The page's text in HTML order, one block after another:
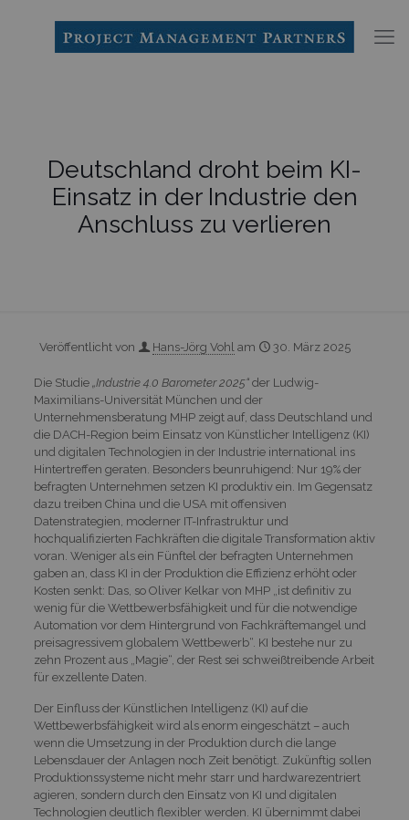
Deutschland droht beim KI-
Einsatz in der Industrie den
Anschluss zu verlieren
Veröffentlicht von Hans-Jörg Vohl am 30. März 2025
Die Studie „Industrie 4.0 Barometer 2025“der Ludwig-
Maximilians-Universität München und der
Unternehmensberatung MHP zeigt auf, dass Deutschland und
die DACH-Region beim Einsatz von Künstlicher Intelligenz (KI)
und digitalen Technologien in der Industrie international ins
Hintertreffen geraten. Besonders beunruhigend: Nur 19% der
befragten Unternehmen setzen KI produktiv ein. Im Gegensatz
dazu treiben China und die USA mit offensiven
Datenstrategien, moderner IT-Infrastruktur und
hochqualifizierten Fachkräften die digitale Transformation aktiv
voran. Weniger als ein Fünftel der befragten Unternehmen
gaben an, dass KI in der Produktion die Effizienz erhöht oder
Kosten senkt: Das, so Oliver Kelkar von MHP „ist definitiv zu
wenig für die Wettbewerbsfähigkeit und für die notwendige
Automation vor dem Hintergrund von Fachkräftemangel und
preisagressivem globalem Wettbewerb“. KI bestehe nur zu
zehn Prozent aus „Magie“, der Rest sei schweißtreibende Arbeit
für exzellente Daten.
Der Einfluss der Künstlichen Intelligenz (KI) auf die
Wettbewerbsfähigkeit wird als enorm eingeschätzt – auch
wenn die Umsetzung in der Produktion durch die lange
Lebensdauer der Anlagen noch Zeit benötigt. Zukünftig sollen
Produktionssysteme nicht mehr starr und hardwarezentriert
agieren, sondern durch den Einsatz von KI und digitalen
Technologien deutlich flexibler werden. KI übernimmt dabei